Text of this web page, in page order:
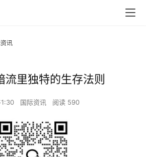
讯
流里独特的生存法则
国际资讯 阅读 590